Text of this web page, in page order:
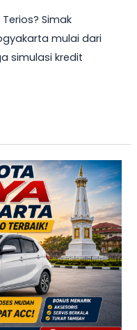
Simak
mulai dari
simulasi kredit